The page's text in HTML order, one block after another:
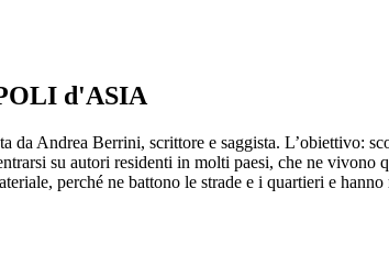
d'ASIA
da Andrea Berrini, scrittore e saggista. L’obiettivo:
su autori residenti in molti paesi, che ne vivono
perché ne battono le strade e i quartieri e